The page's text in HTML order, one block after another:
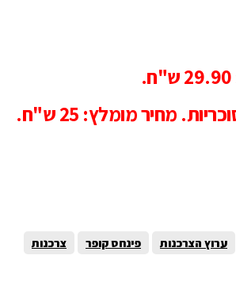
ערוץ הצרכנות פינחס קופר צרכנות